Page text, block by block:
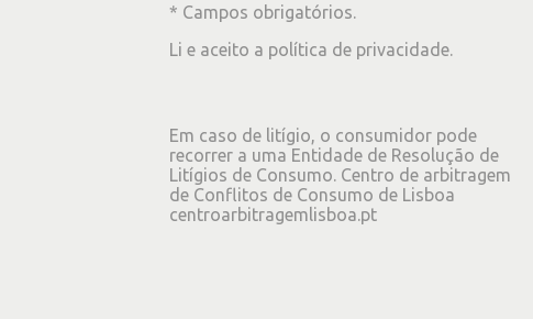
* Campos obrigatórios.
Li e aceito a política de privacidade.
Em caso de litígio, o consumidor pode
recorrer a uma Entidade de Resolução de
Litígios de Consumo. Centro de arbitragem
de Conflitos de Consumo de Lisboa
centroarbitragemlisboa.pt